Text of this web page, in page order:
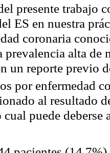
presente trabajo
ES en nuestra
coronaria
prevalencia alta de
un reporte previo
por enfermedad
al resultado
cual puede